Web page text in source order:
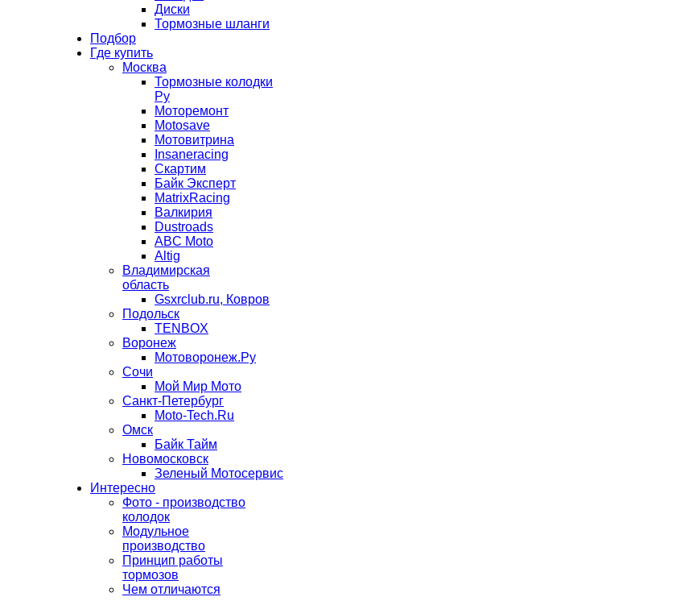
Диски
Тормозные шланги
Подбор
Где купить
Москва
Тормозные колодки
Ру
Моторемонт
Motosave
Мотовитрина
Insaneracing
Скартим
Байк Эксперт
MatrixRacing
Валкирия
Dustroads
ABC Moto
Altig
Владимирская
область
Gsxrclub.ru, Ковров
Подольск
TENBOX
Воронеж
Мотоворонеж.Ру
Сочи
Мой Мир Мото
Санкт-Петербург
Moto-Tech.Ru
Омск
Байк Тайм
Новомосковск
Зеленый Мотосервис
Интересно
Фото - производство
колодок
Модульное
производство
Принцип работы
тормозов
Чем отличаются